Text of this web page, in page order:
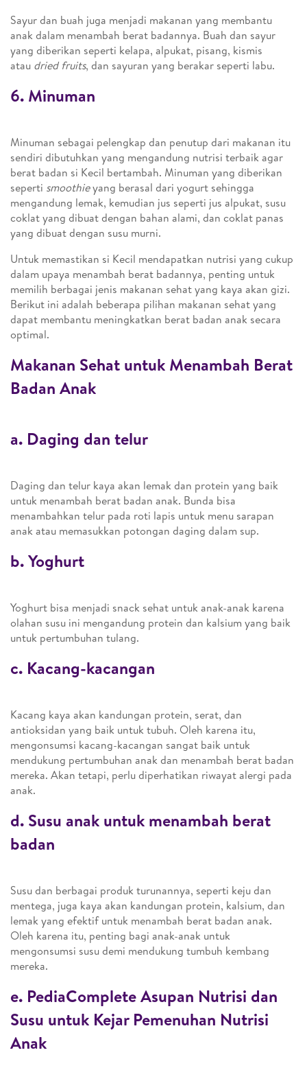
Sayur dan buah juga menjadi makanan yang membantu
anak dalam menambah berat badannya. Buah dan sayur
yang diberikan seperti kelapa, alpukat, pisang, kismis
atau dried fruits, dan sayuran yang berakar seperti labu.
6. Minuman
Minuman sebagai pelengkap dan penutup dari makanan itu
sendiri dibutuhkan yang mengandung nutrisi terbaik agar
berat badan si Kecil bertambah. Minuman yang diberikan
seperti smoothieyang berasal dari yogurt sehingga
mengandung lemak, kemudian jus seperti jus alpukat, susu
coklat yang dibuat dengan bahan alami, dan coklat panas
yang dibuat dengan susu murni.
Untuk memastikan si Kecil mendapatkan nutrisi yang cukup
dalam upaya menambah berat badannya, penting untuk
memilih berbagai jenis makanan sehat yang kaya akan gizi.
Berikut ini adalah beberapa pilihan makanan sehat yang
dapat membantu meningkatkan berat badan anak secara
optimal.
Makanan Sehat untuk Menambah Berat
Badan Anak
a. Daging dan telur
Daging dan telur kaya akan lemak dan protein yang baik
untuk menambah berat badan anak. Bunda bisa
menambahkan telur pada roti lapis untuk menu sarapan
anak atau memasukkan potongan daging dalam sup.
b. Yoghurt
Yoghurt bisa menjadi snack sehat untuk anak-anak karena
olahan susu ini mengandung protein dan kalsium yang baik
untuk pertumbuhan tulang.
c. Kacang-kacangan
Kacang kaya akan kandungan protein, serat, dan
antioksidan yang baik untuk tubuh. Oleh karena itu,
mengonsumsi kacang-kacangan sangat baik untuk
mendukung pertumbuhan anak dan menambah berat badan
mereka. Akan tetapi, perlu diperhatikan riwayat alergi pada
anak.
d. Susu anak untuk menambah berat
badan
Susu dan berbagai produk turunannya, seperti keju dan
mentega, juga kaya akan kandungan protein, kalsium, dan
lemak yang efektif untuk menambah berat badan anak.
Oleh karena itu, penting bagi anak-anak untuk
mengonsumsi susu demi mendukung tumbuh kembang
mereka.
e. PediaComplete Asupan Nutrisi dan
Susu untuk Kejar Pemenuhan Nutrisi
Anak